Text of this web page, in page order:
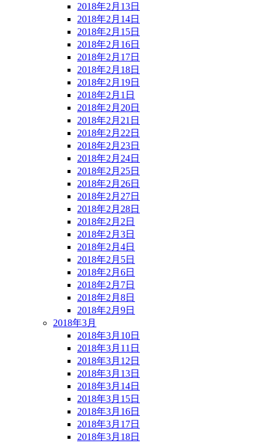
2018年2月13日
2018年2月14日
2018年2月15日
2018年2月16日
2018年2月17日
2018年2月18日
2018年2月19日
2018年2月1日
2018年2月20日
2018年2月21日
2018年2月22日
2018年2月23日
2018年2月24日
2018年2月25日
2018年2月26日
2018年2月27日
2018年2月28日
2018年2月2日
2018年2月3日
2018年2月4日
2018年2月5日
2018年2月6日
2018年2月7日
2018年2月8日
2018年2月9日
2018年3月
2018年3月10日
2018年3月11日
2018年3月12日
2018年3月13日
2018年3月14日
2018年3月15日
2018年3月16日
2018年3月17日
2018年3月18日